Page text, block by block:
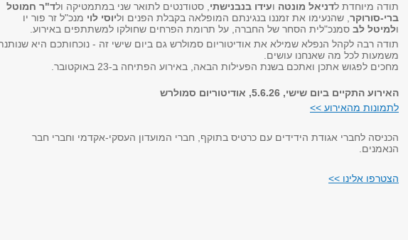
תודה מיוחדת לדניאל מונטה ועידו בנבנישתי , סטודנטים לתואר שני במתמטיקה ולד"ר חמוטל
ברי-סורוקר , שהנעימו את זמננו בנגינתם המופלאה בקבלת הפנים וליוסי לוי מנכ"ל זר פור יו
ולמיטל לב סמנכ"לית הסחר של החברה, על תרומת הפרחים שחולקו למשתתפים באירוע.
תודה רבה לקהל הנפלא שמילא את אודיטוריום סמולרש גם ביום שישי זה - נוכחותכם היא
משמעות לכל מה שאנחנו עושים.
מחכים לפגוש אתכן ואתכם בשנת הפעילות הבאה, באירוע הפתיחה ב-23 באוקטובר.
האירוע התקיים ביום שישי, 5.6.26, אודיטוריום סמולרש
לתמונות מהאירוע >>
הכניסה לחברי אגודת הידידים עם כרטיס בתוקף, חברי המועדון העסקי-אקדמי וחברי חבר
הנאמנים.
הצטרפו אלינו >>